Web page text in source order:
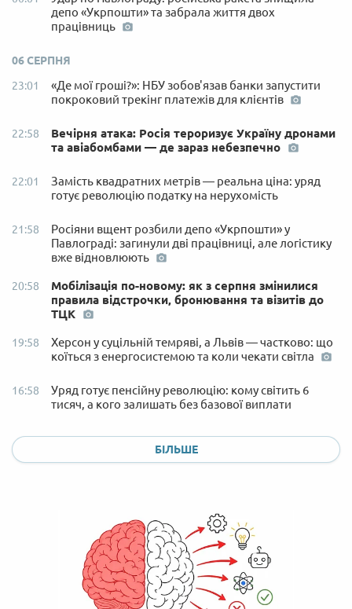
депо «Укрпошти» та забрала життя двох
працівниць
06 СЕРПНЯ
23:01
«Де мої гроші?»: НБУ зобов'язав банки запустити
покроковий трекінг платежів для клієнтів
22:58
Вечірня атака: Росія тероризує Україну дронами
та авіабомбами — де зараз небезпечно
22:01
Замість квадратних метрів — реальна ціна: уряд
готує революцію податку на нерухомість
21:58
Росіяни вщент розбили депо «Укрпошти» у
Павлограді: загинули дві працівниці, але логістику
вже відновлюють
20:58
Мобілізація по-новому: як з серпня змінилися
правила відстрочки, бронювання та візитів до
ТЦК
19:58
Херсон у суцільній темряві, а Львів — частково: що
коїться з енергосистемою та коли чекати світла
16:58
Уряд готує пенсійну революцію: кому світить 6
тисяч, а кого залишать без базової виплати
БІЛЬШЕ